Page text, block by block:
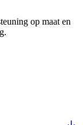
op maat en